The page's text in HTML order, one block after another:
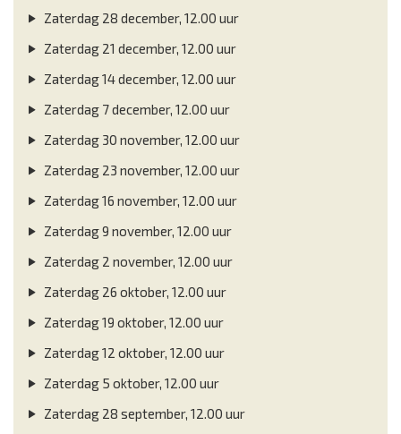
Zaterdag 28 december, 12.00 uur
Zaterdag 21 december, 12.00 uur
Zaterdag 14 december, 12.00 uur
Zaterdag 7 december, 12.00 uur
Zaterdag 30 november, 12.00 uur
Zaterdag 23 november, 12.00 uur
Zaterdag 16 november, 12.00 uur
Zaterdag 9 november, 12.00 uur
Zaterdag 2 november, 12.00 uur
Zaterdag 26 oktober, 12.00 uur
Zaterdag 19 oktober, 12.00 uur
Zaterdag 12 oktober, 12.00 uur
Zaterdag 5 oktober, 12.00 uur
Zaterdag 28 september, 12.00 uur